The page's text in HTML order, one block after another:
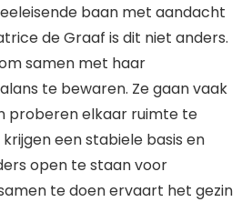
baan met aandacht
de Graaf is dit niet anders.
samen met haar
te bewaren. Ze gaan vaak
proberen elkaar ruimte te
een stabiele basis en
open te staan voor
te doen ervaart het gezin